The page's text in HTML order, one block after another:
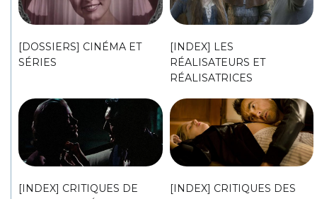
[DOSSIERS] CINÉMA ET
SÉRIES
[INDEX] LES
RÉALISATEURS ET
RÉALISATRICES
[INDEX] CRITIQUES DE
[INDEX] CRITIQUES DES